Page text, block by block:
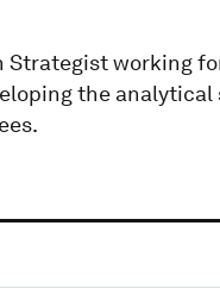
Strategist working
the analytical